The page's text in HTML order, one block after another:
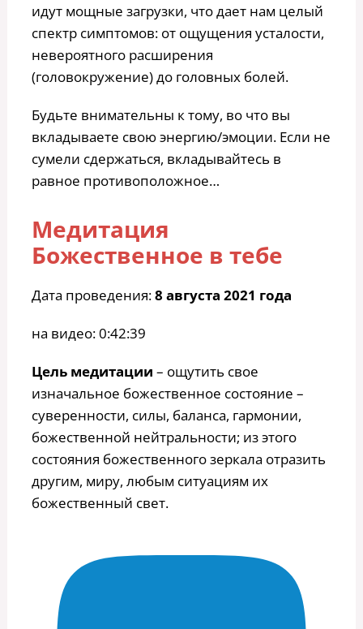
идут мощные загрузки, что дает нам целый
спектр симптомов: от ощущения усталости,
невероятного расширения
(головокружение) до головных болей.
Будьте внимательны к тому, во что вы
вкладываете свою энергию/эмоции. Если не
сумели сдержаться, вкладывайтесь в
равное противоположное…
Медитация
Божественное в тебе
Дата проведения:8 августа 2021 года
на видео: 0:42:39
Цель медитации – ощутить свое
изначальное божественное состояние –
суверенности, силы, баланса, гармонии,
божественной нейтральности; из этого
состояния божественного зеркала отразить
другим, миру, любым ситуациям их
божественный свет.